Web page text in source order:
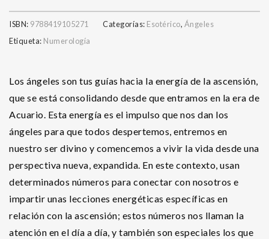
ISBN: 9788419105271 Categorías: Esotérico, Ángeles
Etiqueta: Numerología
Los ángeles son tus guías hacia la energía de la ascensión,
que se está consolidando desde que entramos en la era de
Acuario. Esta energía es el impulso que nos dan los
ángeles para que todos despertemos, entremos en
nuestro ser divino y comencemos a vivir la vida desde una
perspectiva nueva, expandida. En este contexto, usan
determinados números para conectar con nosotros e
impartir unas lecciones energéticas específicas en
relación con la ascensión; estos números nos llaman la
atención en el día a día, y también son especiales los que